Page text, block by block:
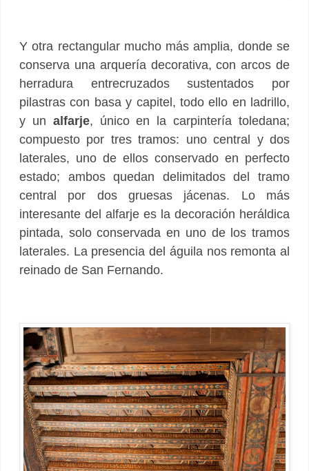
Y otra rectangular mucho más amplia, donde se
conserva una arquería decorativa, con arcos de
herradura entrecruzados sustentados por
pilastras con basa y capitel, todo ello en ladrillo,
y un alfarje, único en la carpintería toledana;
compuesto por tres tramos: uno central y dos
laterales, uno de ellos conservado en perfecto
estado; ambos quedan delimitados del tramo
central por dos gruesas jácenas. Lo más
interesante del alfarje es la decoración heráldica
pintada, solo conservada en uno de los tramos
laterales. La presencia del águila nos remonta al
reinado de San Fernando.